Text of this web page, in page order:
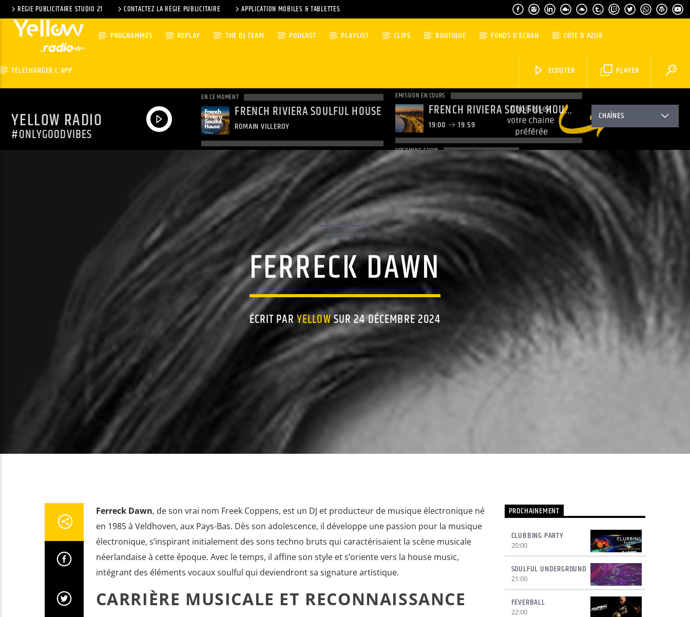
RÉGIE PUBLICITAIRE STUDIO 21 CONTACTEZ LA RÉGIE PUBLICITAIRE APPLICATION MOBILES & TABLETTES
PROGRAMMES REPLAY THE DJ TEAM PODCAST PLAYLIST CLIPS BOUTIQUE FONDS D’ÉCRAN CÔTE D’AZUR
TÉLÉCHARGER L’APP PLAYER
ECOUTER
YELLOW RADIO
#ONLYGOODVIBES
EN CE MOMENT
FRENCH RIVIERA SOULFUL HOUSE
ROMAIN VILLEROY
EMISSION EN COURS
FRENCH RIVIERA SOULFUL HOUSE
19:00 19:59
UPCOMING SHOW
CLUBBING PARTY
20:00 20:59
CHAÎNES
WHO'S WHO
FERRECK DAWN
ÉCRIT PARYELLOWSUR 24 DÉCEMBRE 2024
Ferreck Dawn, de son vrai nom Freek Coppens, est un DJ et producteur de musique électronique né
en 1985 à Veldhoven, aux Pays-Bas. Dès son adolescence, il développe une passion pour la musique
électronique, s’inspirant initialement des sons techno bruts qui caractérisaient la scène musicale
néerlandaise à cette époque. Avec le temps, il affine son style et s’oriente vers la house music,
intégrant des éléments vocaux soulful qui deviendront sa signature artistique.
CARRIÈRE MUSICALE ET RECONNAISSANCE
PROCHAINEMENT
CLUBBING PARTY
20:00
SOULFUL UNDERGROUND
21:00
FEVERBALL
22:00